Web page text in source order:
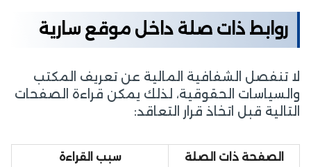
روابط ذات صلة داخل موقع سارية
لا تنفصل الشفافية المالية عن تعريف المكتب
والسياسات الحقوقية، لذلك يمكن قراءة الصفحات
التالية قبل اتخاذ قرار التعاقد:
الصفحة ذات الصلة سبب القراءة